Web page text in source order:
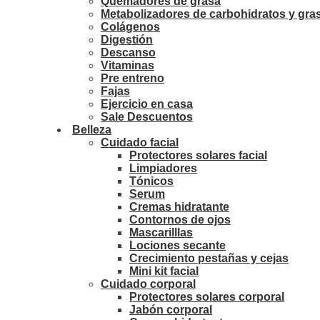
Metabolizadores de carbohidratos y
Colágenos
Digestión
Descanso
Vitaminas
Pre entreno
Fajas
Ejercicio en casa
Sale Descuentos
Belleza
Cuidado facial
Protectores solares facial
Limpiadores
Tónicos
Serum
Cremas hidratante
Contornos de ojos
Mascarilllas
Lociones secante
Crecimiento pestañas y cejas
Mini kit facial
Cuidado corporal
Protectores solares corporal
Jabón corporal